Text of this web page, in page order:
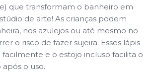
que transformam o banheiro em
de arte! As crianças podem
nos azulejos ou até mesmo no
o risco de fazer sujeira. Esses lápis
e o estojo incluso facilita o
o uso.